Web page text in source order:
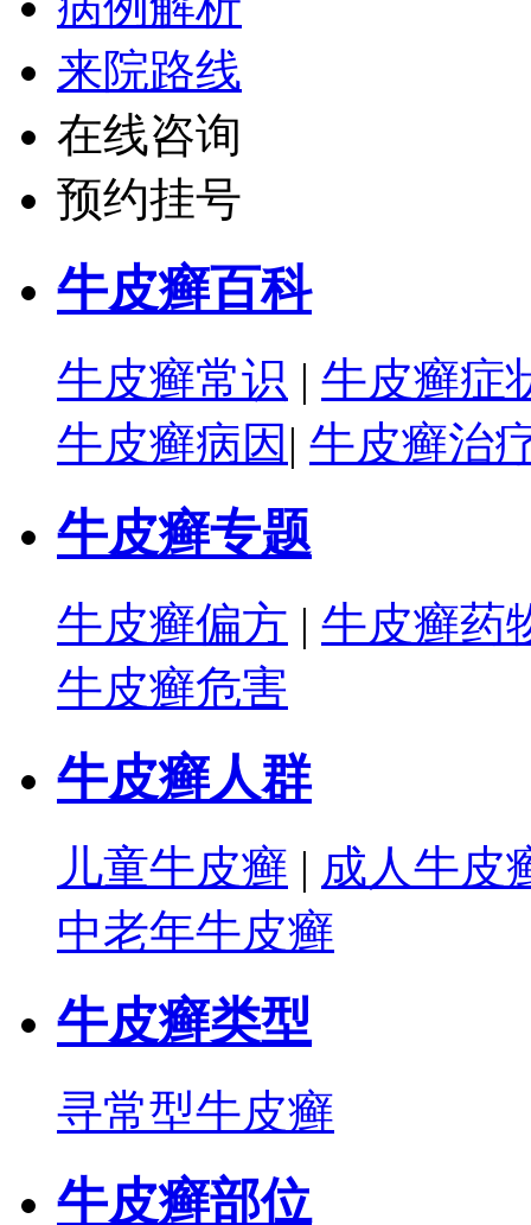
来院路线
在线咨询
预约挂号
牛皮癣百科
牛皮癣常识 | 牛皮癣症
牛皮癣病因 | 牛皮癣治
牛皮癣专题
牛皮癣偏方 | 牛皮癣药
牛皮癣危害
牛皮癣人群
儿童牛皮癣 | 成人牛皮
中老年牛皮癣
牛皮癣类型
寻常型牛皮癣
牛皮癣部位